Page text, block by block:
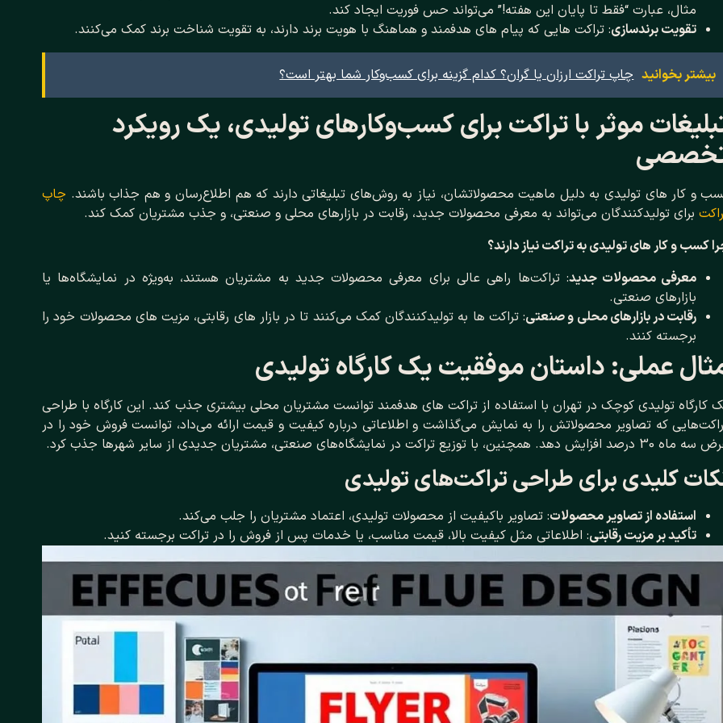
مثال، عبارت “فقط تا پایان این هفته!” می‌تواند حس فوریت ایجاد کند.
تقویت برندسازی: تراکت ‌هایی که پیام ‌های هدفمند و هماهنگ با هویت برند دارند، به تقویت شناخت برند کمک می‌کنند.
بیشتر بخوانید چاپ تراکت ارزان یا گران؟ کدام گزینه برای کسب‌وکار شما بهتر است؟
موثر با تراکت برای کسب‌وکارهای تولیدی، یک رویکرد
‌و کار های تولیدی به دلیل ماهیت محصولاتشان، نیاز به روش‌های تبلیغاتی دارند که هم اطلاع‌رسان و هم جذاب باشند. چاپ
برای تولیدکنندگان می‌تواند به معرفی محصولات جدید، رقابت در بازارهای محلی و صنعتی، و جذب مشتریان کمک کند.
کسب ‌و کار های تولیدی به تراکت نیاز دارند؟
معرفی محصولات جدید: تراکت‌ها راهی عالی برای معرفی محصولات جدید به مشتریان هستند، به‌ویژه در نمایشگاه‌ها یا
بازارهای صنعتی.
رقابت در بازارهای محلی و صنعتی: تراکت ‌ها به تولیدکنندگان کمک می‌کنند تا در بازار های رقابتی، مزیت ‌های محصولات خود را
برجسته کنند.
عملی: داستان موفقیت یک کارگاه تولیدی
کارگاه تولیدی کوچک در تهران با استفاده از تراکت ‌های هدفمند توانست مشتریان محلی بیشتری جذب کند. این کارگاه با طراحی
که تصاویر محصولاتش را به نمایش می‌گذاشت و اطلاعاتی درباره کیفیت و قیمت ارائه می‌داد، توانست فروش خود را در
افزایش دهد. همچنین، با توزیع تراکت در نمایشگاه‌های صنعتی، مشتریان جدیدی از سایر شهرها جذب کرد.
کلیدی برای طراحی تراکت‌های تولیدی
استفاده از تصاویر محصولات: تصاویر باکیفیت از محصولات تولیدی، اعتماد مشتریان را جلب می‌کند.
تأکید بر مزیت رقابتی: اطلاعاتی مثل کیفیت بالا، قیمت مناسب، یا خدمات پس از فروش را در تراکت برجسته کنید.